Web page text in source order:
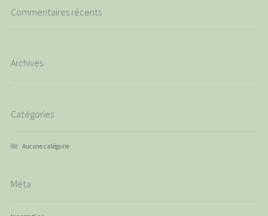
Commentaires récents
Archives
Catégories
Aucune catégorie
Méta